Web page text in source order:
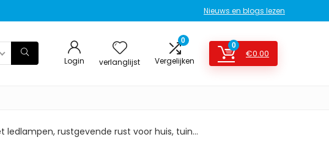
Nieuws en blogs lezen
Login verlanglijst
0
Vergelijken
0
€0.00
ledlampen, rustgevende rust voor huis, tuin…